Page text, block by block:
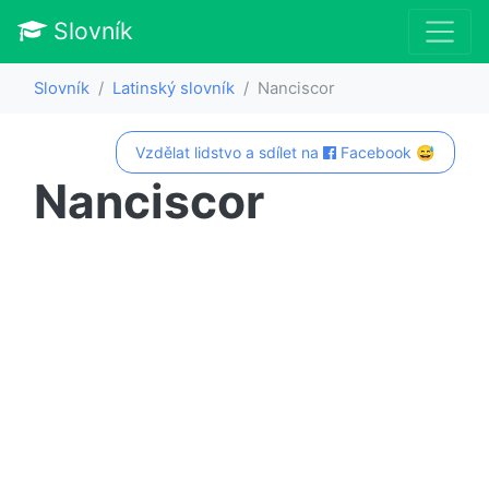
Slovník
Slovník Latinský slovník Nanciscor
Vzdělat lidstvo a sdílet na Facebook 😅
Nanciscor